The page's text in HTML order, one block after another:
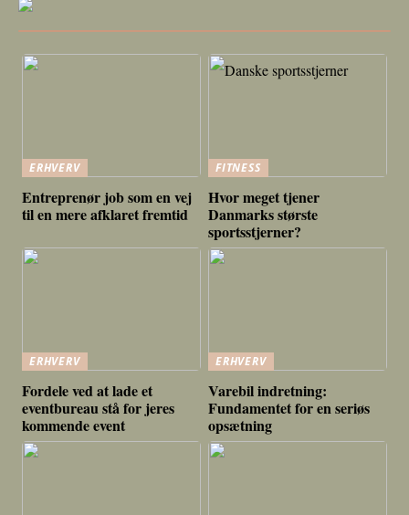
ERHVERV
Entreprenør job som en vej
til en mere afklaret fremtid
FITNESS
Hvor meget tjener
Danmarks største
sportsstjerner?
ERHVERV
Fordele ved at lade et
eventbureau stå for jeres
kommende event
ERHVERV
Varebil indretning:
Fundamentet for en seriøs
opsætning